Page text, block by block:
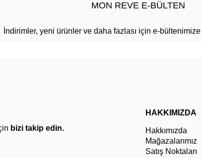
MON REVE E-BÜLTEN
İndirimler, yeni ürünler ve daha fazlası için e-bültenimize
bizi takip edin.
HAKKIMIZDA
Hakkımızda
Mağazalarımız
Satış Noktaları